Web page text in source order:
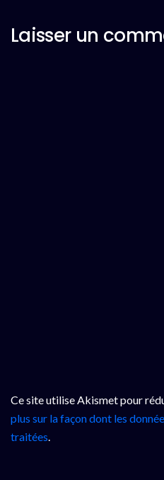
Laisser un
Ce site utilise Akismet pour
plus sur la façon dont les
traitées.